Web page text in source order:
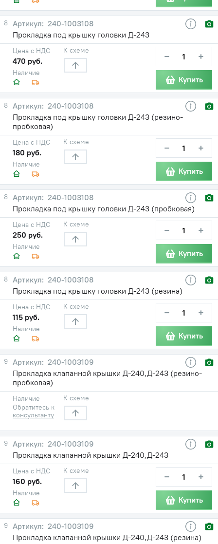
8
240-1003108
Прокладка под крышку головки Д-243
Наличие
Цена с НДС
470 руб.
К схеме − +
Купить
8
240-1003108
Прокладка под крышку головки Д-243 (резино-
пробковая)
Наличие
Цена с НДС
180 руб.
К схеме − +
Купить
8
240-1003108
Прокладка под крышку головки Д-243 (пробковая)
Наличие
Цена с НДС
250 руб.
К схеме − +
Купить
8
240-1003108
Прокладка под крышку головки Д-243 (резина)
Наличие
Цена с НДС
115 руб.
К схеме − +
Купить
9
240-1003109
Прокладка клапанной крышки Д-240,Д-243 (резино-
пробковая)
Наличие
Обратитесь к
консультанту
К схеме
9
240-1003109
Прокладка клапанной крышки Д-240,Д-243
Наличие
Цена с НДС
160 руб.
К схеме − +
Купить
9
240-1003109
Прокладка клапанной крышки Д-240,Д-243 (резина)